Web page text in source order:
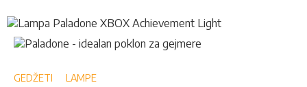
Skip
to
the
of
Skip
to
beginning
GEDŽETI LAMPE